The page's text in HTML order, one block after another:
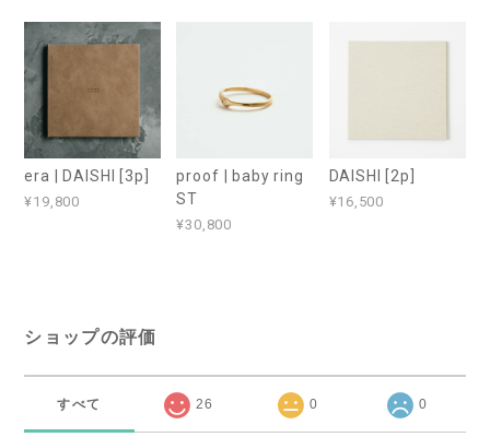
era | DAISHI [3p]
¥19,800
proof | baby ring
ST
¥30,800
DAISHI [2p]
¥16,500
ショップの評価
すべて 26 0 0